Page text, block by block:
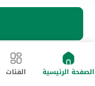
الصفحة الرئيسية الفئات